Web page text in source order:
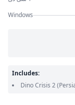
Windows
Includes:
Dino Crisis 2